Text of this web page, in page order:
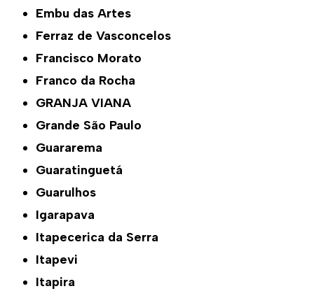
Embu das Artes
Ferraz de Vasconcelos
Francisco Morato
Franco da Rocha
GRANJA VIANA
Grande São Paulo
Guararema
Guaratinguetá
Guarulhos
Igarapava
Itapecerica da Serra
Itapevi
Itapira